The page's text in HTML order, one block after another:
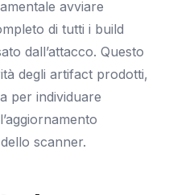
avviare
di tutti i build
dall’attacco. Questo
degli artifact prodotti,
per individuare
scanner.